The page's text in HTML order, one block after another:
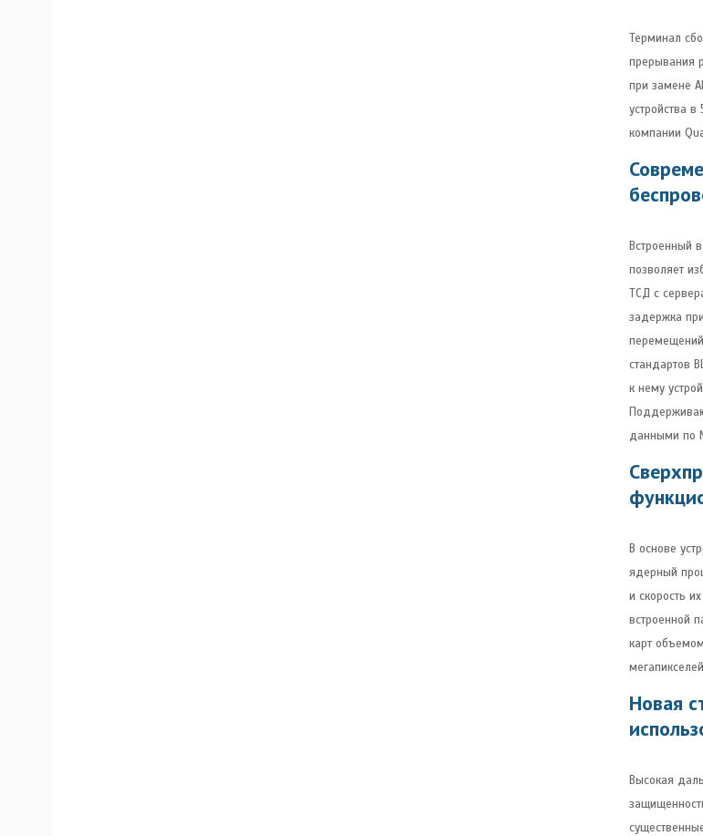
Терминал
прерывания
при замене
устройства
компании
Встроенный
позволяет
ТСД с
задержка
стандартов
к нему
данными по
В основе
ядерный
и скорость
встроенной
карт
Новая
Высокая